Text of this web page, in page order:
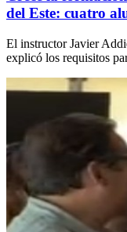
del Este: cuatro
El instructor Javier
explicó los requisitos